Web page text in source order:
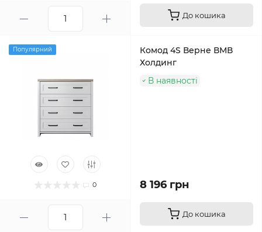
До кошика
Популярний
0
Комод 4S Верне ВМВ
Холдинг
В наявності
8 196 грн
До кошика